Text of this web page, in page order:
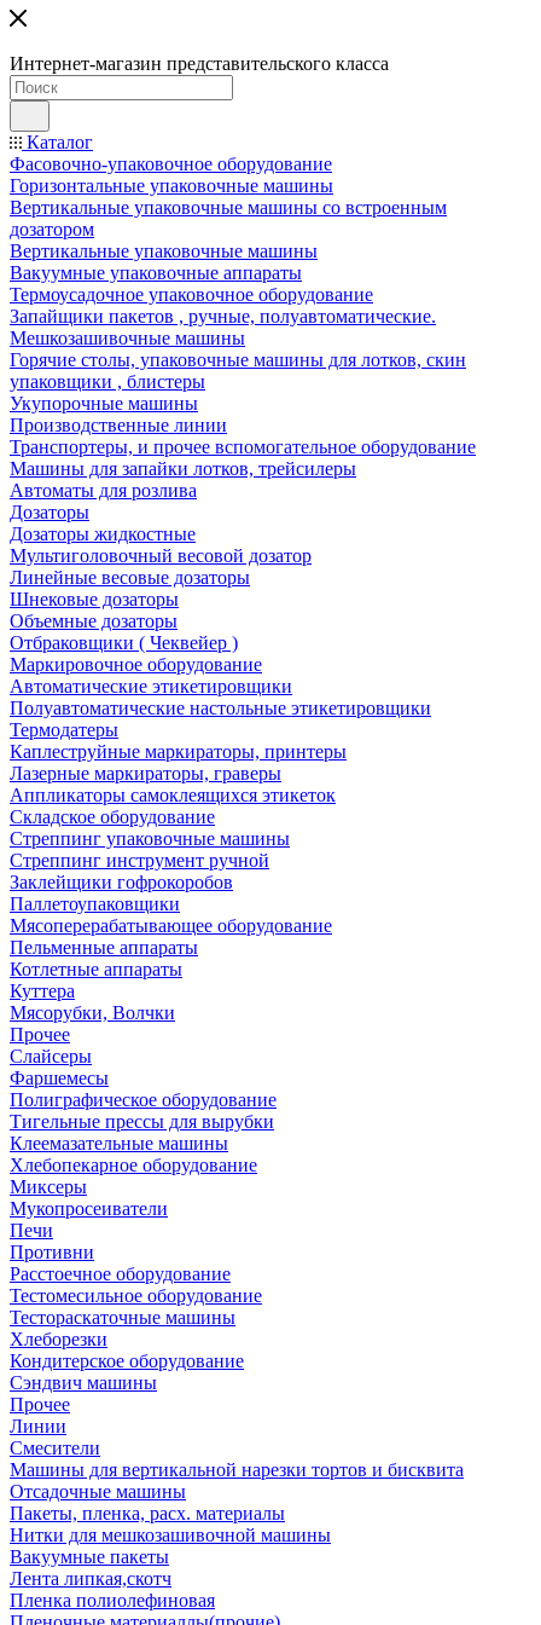
Интернет-магазин представительского класса
Каталог
Фасовочно-упаковочное оборудование
Горизонтальные упаковочные машины
Вертикальные упаковочные машины со встроенным
дозатором
Вертикальные упаковочные машины
Вакуумные упаковочные аппараты
Термоусадочное упаковочное оборудование
Запайщики пакетов , ручные, полуавтоматические.
Мешкозашивочные машины
Горячие столы, упаковочные машины для лотков, скин
упаковщики , блистеры
Укупорочные машины
Производственные линии
Транспортеры, и прочее вспомогательное оборудование
Машины для запайки лотков, трейсилеры
Автоматы для розлива
Дозаторы
Дозаторы жидкостные
Мультиголовочный весовой дозатор
Линейные весовые дозаторы
Шнековые дозаторы
Объемные дозаторы
Отбраковщики ( Чеквейер )
Маркировочное оборудование
Автоматические этикетировщики
Полуавтоматические настольные этикетировщики
Термодатеры
Каплеструйные маркираторы, принтеры
Лазерные маркираторы, граверы
Аппликаторы самоклеящихся этикеток
Складское оборудование
Стреппинг упаковочные машины
Стреппинг инструмент ручной
Заклейщики гофрокоробов
Паллетоупаковщики
Мясоперерабатывающее оборудование
Пельменные аппараты
Котлетные аппараты
Куттера
Мясорубки, Волчки
Прочее
Слайсеры
Фаршемесы
Полиграфическое оборудование
Тигельные прессы для вырубки
Клеемазательные машины
Хлебопекарное оборудование
Миксеры
Мукопросеиватели
Печи
Противни
Расстоечное оборудование
Тестомесильное оборудование
Тестораскаточные машины
Хлеборезки
Кондитерское оборудование
Сэндвич машины
Прочее
Линии
Смесители
Машины для вертикальной нарезки тортов и бисквита
Отсадочные машины
Пакеты, пленка, расх. материалы
Нитки для мешкозашивочной машины
Вакуумные пакеты
Лента липкая,скотч
Пленка полиолефиновая